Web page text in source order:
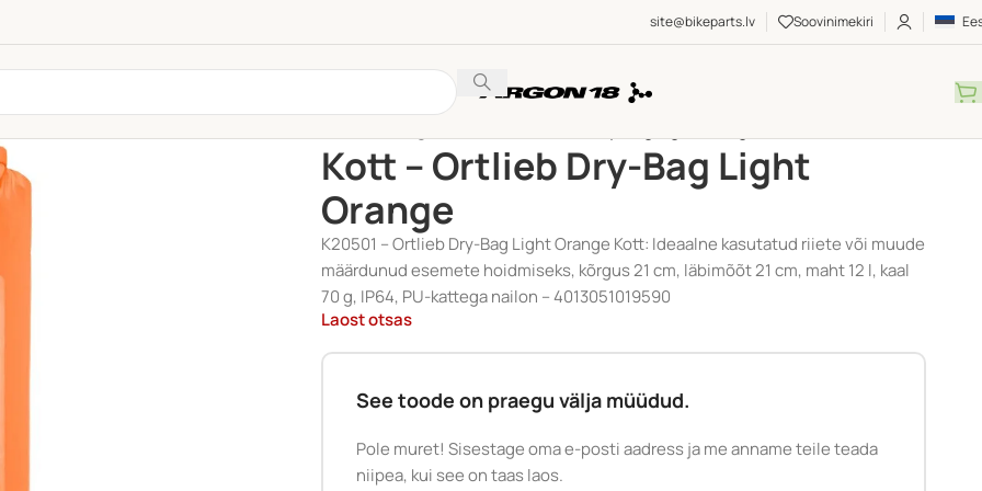
site@bikeparts.lv Soovinimekiri
Kott – Ortlieb Dry-Bag Light
Orange
K20501 – Ortlieb Dry-Bag Light Orange Kott: Ideaalne kasutatud riiete või muude
määrdunud esemete hoidmiseks, kõrgus 21 cm, läbimõõt 21 cm, maht 12 l, kaal
70 g, IP64, PU-kattega nailon – 4013051019590
Laost otsas
See toode on praegu välja müüdud.
Pole muret! Sisestage oma e-posti aadress ja me anname teile teada
niipea, kui see on taas laos.